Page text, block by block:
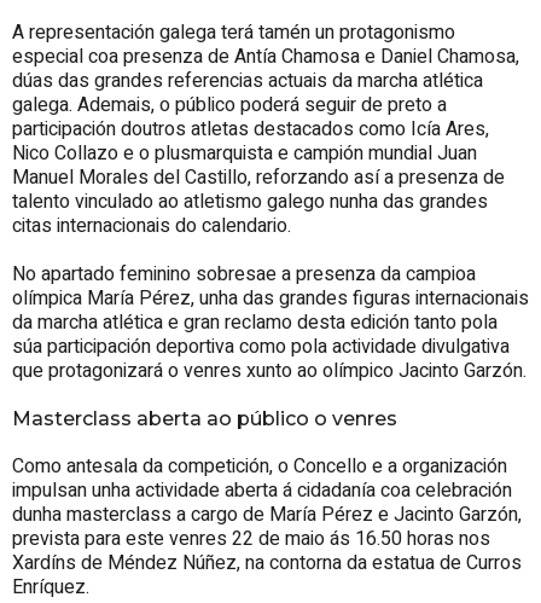
A representación galega terá tamén un protagonismo
especial coa presenza de Antía Chamosa e Daniel Chamosa,
dúas das grandes referencias actuais da marcha atlética
galega. Ademais, o público poderá seguir de preto a
participación doutros atletas destacados como Icía Ares,
Nico Collazo e o plusmarquista e campión mundial Juan
Manuel Morales del Castillo, reforzando así a presenza de
talento vinculado ao atletismo galego nunha das grandes
citas internacionais do calendario.
No apartado feminino sobresae a presenza da campioa
olímpica María Pérez, unha das grandes figuras internacionais
da marcha atlética e gran reclamo desta edición tanto pola
súa participación deportiva como pola actividade divulgativa
que protagonizará o venres xunto ao olímpico Jacinto Garzón.
Masterclass aberta ao público o venres
Como antesala da competición, o Concello e a organización
impulsan unha actividade aberta á cidadanía coa celebración
dunha masterclass a cargo de María Pérez e Jacinto Garzón,
prevista para este venres 22 de maio ás 16.50 horas nos
Xardíns de Méndez Núñez, na contorna da estatua de Curros
Enríquez.